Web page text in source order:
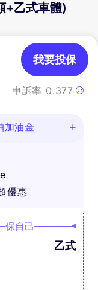
+乙式車體)
申訴率 0.377
我要投保
加油金
優惠
保自己
乙式